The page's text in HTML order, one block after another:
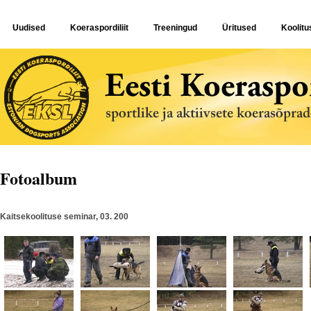
Uudised Koeraspordiliit Treeningud Üritused
Fotoalbum
Kaitsekoolituse seminar, 03. 200